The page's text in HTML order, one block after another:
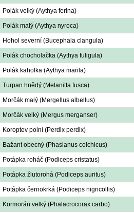
Polák velký (Aythya ferina)
Polák malý (Aythya nyroca)
Hohol severní (Bucephala clangula)
Polák chocholačka (Aythya fuligula)
Polák kaholka (Aythya marila)
Turpan hnědý (Melanitta fusca)
Morčák malý (Mergellus albellus)
Morčák velký (Mergus merganser)
Koroptev polní (Perdix perdix)
Bažant obecný (Phasianus colchicus)
Potápka roháč (Podiceps cristatus)
Potápka žlutorohá (Podiceps auritus)
Potápka černokrká (Podiceps nigricollis)
Kormorán velký (Phalacrocorax carbo)